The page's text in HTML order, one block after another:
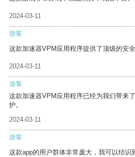
2024-03-11
游客
这款加速器VPM应用程序提供了顶级的安全
2024-03-11
游客
这款加速器VPM应用程序已经为我们带来
护。
2024-03-11
游客
这款app的用户群体非常庞大，我可以结识